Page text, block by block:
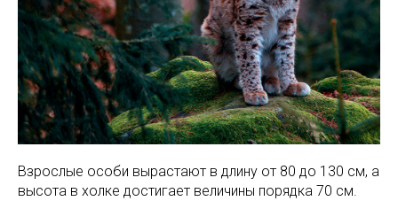
Взрослые особи вырастают в длину от 80 до 130 см, а
высота в холке достигает величины порядка 70 см.